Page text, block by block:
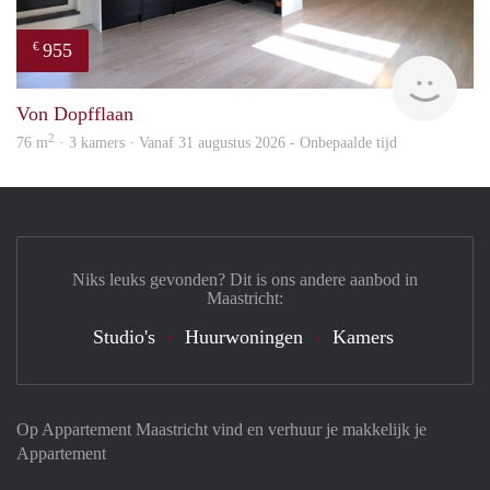
€ 955
Von Dopfflaan
76 m2 · 3 kamers · Vanaf 31 augustus 2026 - Onbepaalde tijd
Op Appartement Maastricht vind en verhuur je makkelijk je
Appartement
Niks leuks gevonden? Dit is ons andere aanbod in
Maastricht:
Studio's Huurwoningen Kamers